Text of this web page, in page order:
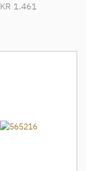
KR 1.461